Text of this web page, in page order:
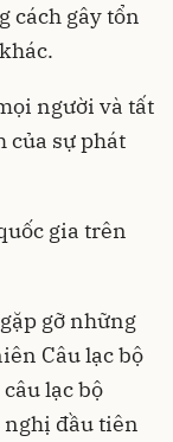
cách gây tổn
người và tất
của sự phát
gia trên
gỡ những
Câu lạc bộ
lạc bộ
đầu tiên